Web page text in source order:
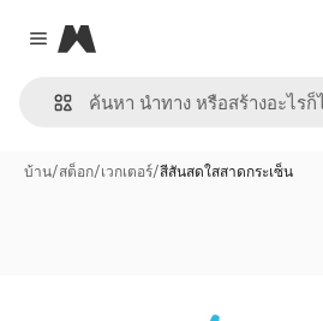
Close menu
Magnific
บ้าน/สต็อก/เวกเตอร์/สีสันสดใสสาดกระเซ็น